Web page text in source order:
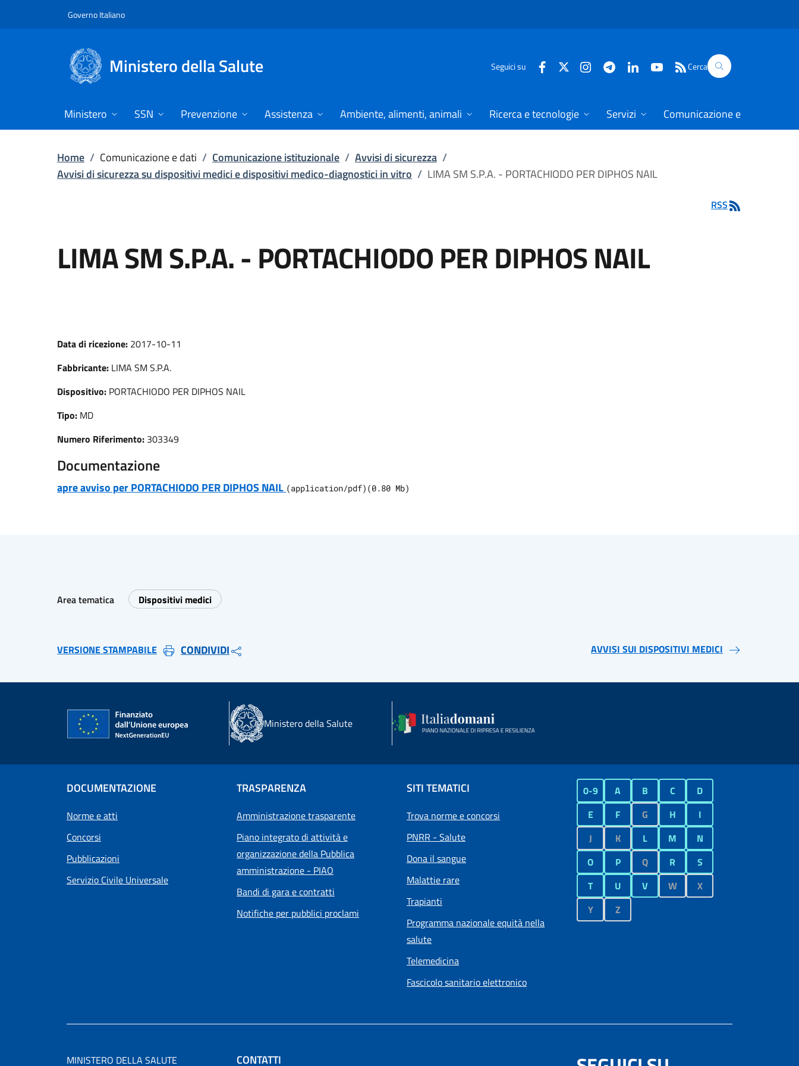
Governo Italiano
Ministero della Salute Seguici su Cerca
Ministero SSN Prevenzione Assistenza Ambiente, alimenti, animali Ricerca e tecnologie Servizi Comunicazione e dati
Home / Comunicazione e dati / Comunicazione istituzionale / Avvisi di sicurezza /
Avvisi di sicurezza su dispositivi medici e dispositivi medico-diagnostici in vitro / LIMA SM S.P.A. - PORTACHIODO PER DIPHOS NAIL
RSS
LIMA SM S.P.A. - PORTACHIODO PER DIPHOS NAIL
Data di ricezione: 2017-10-11
Fabbricante: LIMA SM S.P.A.
Dispositivo: PORTACHIODO PER DIPHOS NAIL
Tipo: MD
Numero Riferimento: 303349
Documentazione
apre avviso per PORTACHIODO PER DIPHOS NAIL (application/pdf) (0.80 Mb)
Area tematica Dispositivi medici
VERSIONE STAMPABILE CONDIVIDI AVVISI SUI DISPOSITIVI MEDICI
Ministero della Salute
DOCUMENTAZIONE
Norme e atti
Concorsi
Pubblicazioni
Servizio Civile Universale
TRASPARENZA
Amministrazione trasparente
Piano integrato di attività e
organizzazione della Pubblica
amministrazione - PIAO
Bandi di gara e contratti
Notifiche per pubblici proclami
SITI TEMATICI
Trova norme e concorsi
PNRR - Salute
Dona il sangue
Malattie rare
Trapianti
Programma nazionale equità nella
salute
Telemedicina
Fascicolo sanitario elettronico
0-9 A B C
D
E
F G H
I
J
K L M
N
O
P Q R
S
T
U V W
X
Y
Z
MINISTERO DELLA SALUTE CONTATTI